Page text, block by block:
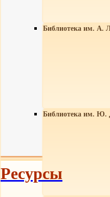
Библиотека им. А.
Библиотека им. Ю.
Ресурсы